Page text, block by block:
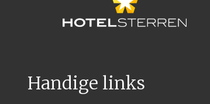
Handige links